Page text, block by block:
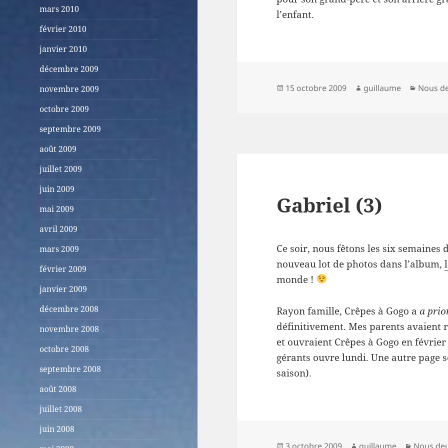
mars 2010
février 2010
janvier 2010
décembre 2009
novembre 2009
octobre 2009
septembre 2009
août 2009
juillet 2009
juin 2009
mai 2009
avril 2009
mars 2009
février 2009
janvier 2009
décembre 2008
novembre 2008
octobre 2008
septembre 2008
août 2008
juillet 2008
juin 2008
l’enfant.
Publié
15 octobre 2009 Auteur
guillaume Nous
Gabriel (3)
Ce soir, nous fêtons les six semaines
nouveau lot de photos dans l’album,
monde !
Rayon famille, Crêpes à Gogo aa
définitivement. Mes parents avaient
et ouvraient Crêpes à Gogo en
gérants ouvre lundi. Une autre page
saison).
Publié Auteur